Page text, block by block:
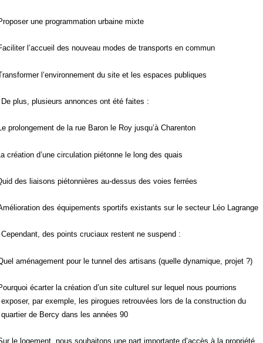
une programmation urbaine mixte
l’accueil des nouveau modes de transports en commun
l’environnement du site et les espaces publiques
De plus, plusieurs annonces ont été faites :
prolongement de la rue Baron le Roy jusqu’à Charenton
création d’une circulation piétonne le long des quais
des liaisons piétonnières au-dessus des voies ferrées
des équipements sportifs existants sur le secteur Léo Lagrange
Cependant, des points cruciaux restent ne suspend :
aménagement pour le tunnel des artisans (quelle dynamique, projet ?)
écarter la création d’un site culturel sur lequel nous pourrions
exposer, par exemple, les pirogues retrouvées lors de la construction du
quartier de Bercy dans les années 90
le logement, nous souhaitons une part importante d’accès à la propriété